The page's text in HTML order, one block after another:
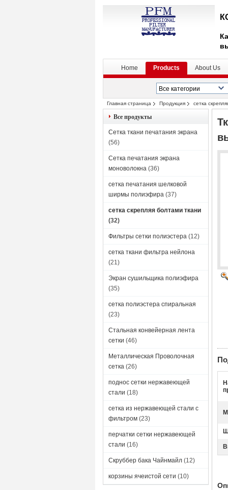
Home Products About Us
Главная страница Продукция сетка
Все продукты
Сетка ткани печатания экрана
(56)
Сетка печатания экрана
моноволокна (36)
сетка печатания шелковой
ширмы полиэфира (37)
сетка скрепляя болтами ткани
(32)
Фильтры сетки полиэстера (12)
сетка ткани фильтра нейлона
(21)
Экран сушильщика полиэфира
(35)
сетка полиэстера спиральная
(23)
Стальная конвейерная лента
сетки (46)
Металлическая Проволочная
сетка (26)
поднос сетки нержавеющей
стали (18)
сетка из нержавеющей стали с
фильтром (23)
перчатки сетки нержавеющей
стали (16)
Скруббер бака Чайнмайл (12)
корзины ячеистой сети (10)